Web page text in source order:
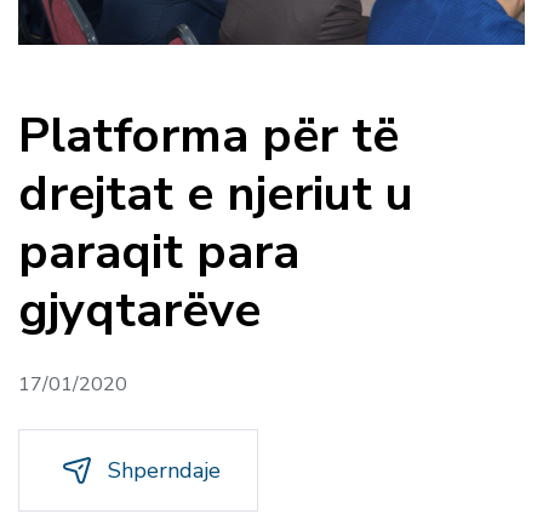
Platforma për të
drejtat e njeriut u
paraqit para
gjyqtarëve
17/01/2020
Shperndaje